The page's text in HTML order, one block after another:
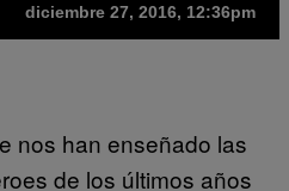
diciembre 27, 2016, 12:36pm
nos han enseñado las
de los últimos años